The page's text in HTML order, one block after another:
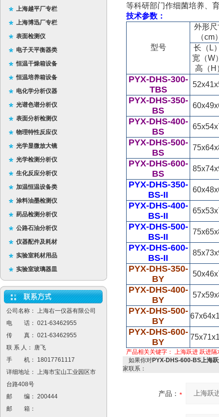
上海越平厂专栏
上海博迅厂专栏
表面检测仪
电子天平衡器类
恒温干燥箱设备
恒温培养箱设备
电化学分析仪器
光谱色谱分析仪
表面分析检测仪
物理特性反应仪
光学显微放大镜
光学检测分析仪
生化反应分析仪
加温恒温设备类
涂料油墨检测仪
药品检测分析仪
公路石油分析仪
仪器配件及耗材
实验室耗材用品
实验室玻璃器皿
公司名称： 上海右一仪器有限公司
电 话： 021-63462955
传 真： 021-63462955
联 系 人： 唐飞
手 机： 18017761117
详细地址： 上海市宝山工业园区市
台路408号
邮 编： 200444
邮 箱：
等科研部门作细菌培养、
技术参数：
型号
外形尺
（cm
长（L
宽（W
高（H
PYX-DHS-300-
TBS
PYX-DHS-350-
BS
PYX-DHS-400-
BS
PYX-DHS-500-
BS
PYX-DHS-600-
BS
PYX-DHS-350-
BS-II
PYX-DHS-400-
BS-II
PYX-DHS-500-
BS-II
PYX-DHS-600-
BS-II
PYX-DHS-350-
BY
PYX-DHS-400-
BY
PYX-DHS-500-
BY
PYX-DHS-600-
BY
产品相关关键字： 上海跃进 跃进隔
如果你对PYX-DHS-600-BS上海
家联系：
产品：